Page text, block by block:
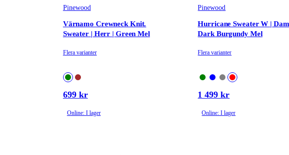
Pinewood
Värnamo Crewneck Knit.
Sweater | Herr | Green Mel
Flera varianter
699 kr
Online: I lager
Pinewood
Hurricane Sweater W |
Dark Burgundy Mel
Flera varianter
1 499 kr
Online: I lager